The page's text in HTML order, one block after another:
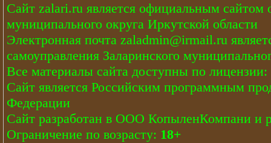
Сайт zalari.ru является официальным сайтом
муниципального округа Иркутской области
Электронная почта zaladmin@irmail.ru
самоуправления Заларинского
Все материалы сайта доступны по лицензии:
Сайт является Российским программным
Федерации
Сайт разработан в ООО КопыленКомпани и
Ограничение по возрасту: 18+